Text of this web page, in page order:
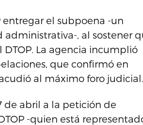
entregar el subpoena -un
, al sostener
La agencia incumplió
que confirmó en
al máximo foro judicial.
de abril a la petición de
-quien está